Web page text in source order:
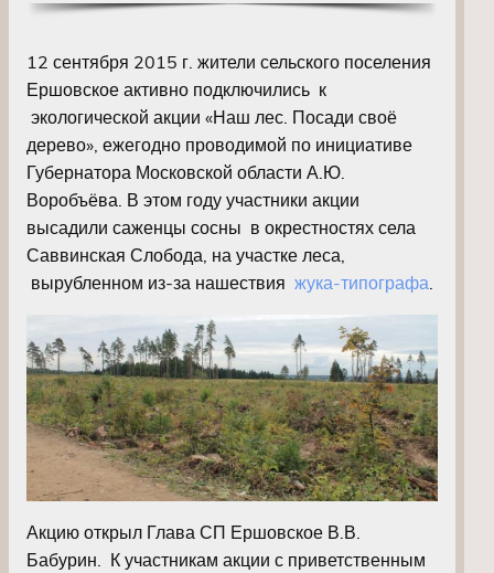
12 сентября 2015 г. жители сельского поселения
Ершовское активно подключились к
экологической акции «Наш лес. Посади своё
дерево», ежегодно проводимой по инициативе
Губернатора Московской области А.Ю.
Воробъёва. В этом году участники акции
высадили саженцы сосны в окрестностях села
Саввинская Слобода, на участке леса,
вырубленном из-за нашествия жука-типографа
Акцию открыл Глава СП Ершовское В.В.
Бабурин. К участникам акции с приветственным